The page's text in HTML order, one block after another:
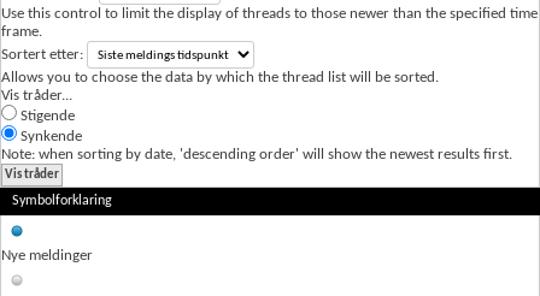
Use this control to limit the display of threads to those newer than the specified time
frame.
Sortert etter:
Allows you to choose the data by which the thread list will be sorted.
Vis tråder...
Stigende
Synkende
Note: when sorting by date, 'descending order' will show the newest results first.
Symbolforklaring
Nye meldinger